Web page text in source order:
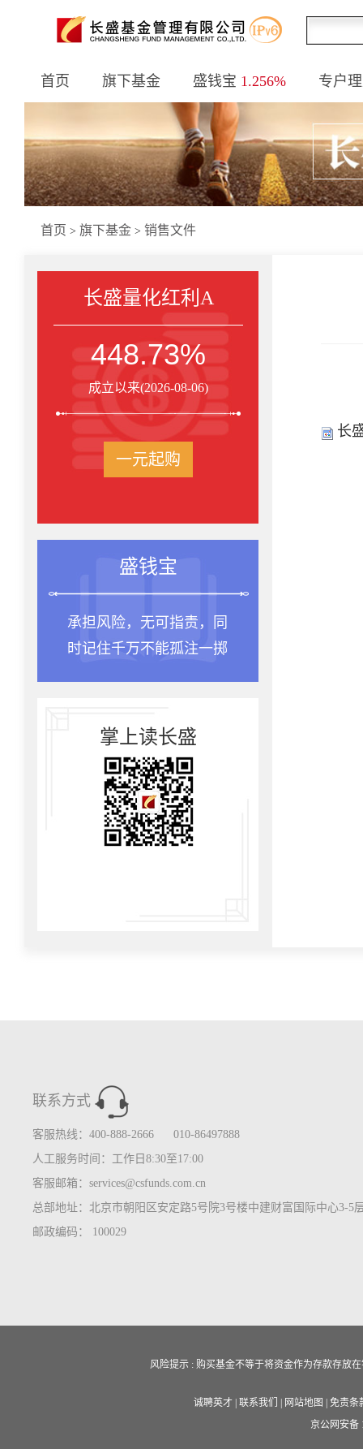
首页 旗下基金 盛钱宝 1.256% 专户
首页 > 旗下基金 > 销售文件
长盛量化红利A
448.73%
成立以来(2026-08-06)
一元起购
盛钱宝
承担风险，无可指责，同
时记住千万不能孤注一掷
掌上读长盛
长
联系方式
客服热线：400-888-2666 010-86497888
人工服务时间：工作日8:30至17:00
客服邮箱：services@csfunds.com.cn
总部地址：北京市朝阳区安定路5号院3号楼中建财富国际中心3-5
邮政编码： 100029
风险提示 : 购买基金不等于将资金作为存款存放
诚聘英才 联系我们 网站地图
免责条
京公网安备